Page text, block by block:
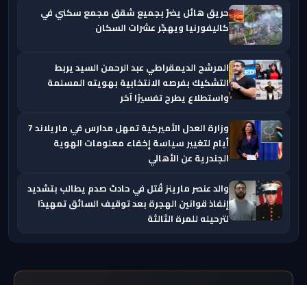
حريق هائل يضرّ بجميع شقق مجمع سكني في
كاليفورنيا ويهجّر عشرات السكان
المرشح الديمقراطي عبد الرحمن السيد يربط
التشكيك بفرصه الانتخابية بهويته المسلمة
واستطلاع يطرح تفسيرًا آخر
وزارة العدل الأميركية تمهل مدارس في ماريلاند 7
أيام لتغيير سياسة إخفاء معلومات الهوية
الجندرية عن الأهالي
والد عنصر مارينز قُتل في حادث صدم يطالب بتشديد
إنفاذ قوانين الهجرة بعد توقيف السائق تمهيدًا
لترحيله للمرة الثالثة